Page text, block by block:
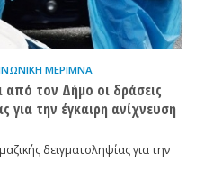
ΜΈΡΙΜΝΑ
από τον Δήμο οι δράσεις
για την έγκαιρη ανίχνευση
δειγματοληψίας για την